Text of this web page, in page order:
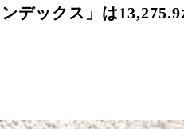
デックス」は13,275.9